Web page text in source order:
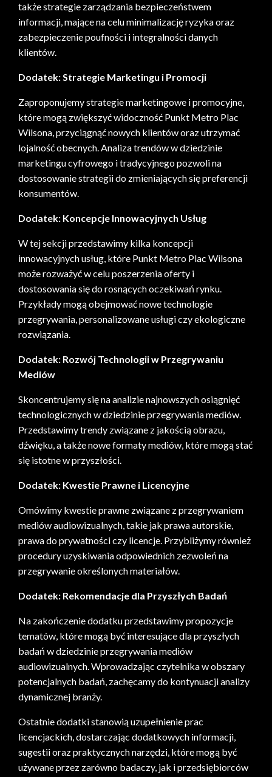
także strategie zarządzania bezpieczeństwem
informacji, mające na celu minimalizację ryzyka oraz
zabezpieczenie poufności i integralności danych
klientów.
Dodatek: Strategie Marketingu i Promocji
Zaproponujemy strategie marketingowe i promocyjne,
które mogą zwiększyć widoczność Punkt Metro Plac
Wilsona, przyciągnąć nowych klientów oraz utrzymać
lojalność obecnych. Analiza trendów w dziedzinie
marketingu cyfrowego i tradycyjnego pozwoli na
dostosowanie strategii do zmieniających się preferencji
konsumentów.
Dodatek: Koncepcje Innowacyjnych Usług
W tej sekcji przedstawimy kilka koncepcji
innowacyjnych usług, które Punkt Metro Plac Wilsona
może rozważyć w celu poszerzenia oferty i
dostosowania się do rosnących oczekiwań rynku.
Przykłady mogą obejmować nowe technologie
przegrywania, personalizowane usługi czy ekologiczne
rozwiązania.
Dodatek: Rozwój Technologii w Przegrywaniu
Mediów
Skoncentrujemy się na analizie najnowszych osiągnięć
technologicznych w dziedzinie przegrywania mediów.
Przedstawimy trendy związane z jakością obrazu,
dźwięku, a także nowe formaty mediów, które mogą stać
się istotne w przyszłości.
Dodatek: Kwestie Prawne i Licencyjne
Omówimy kwestie prawne związane z przegrywaniem
mediów audiowizualnych, takie jak prawa autorskie,
prawa do prywatności czy licencje. Przybliżymy również
procedury uzyskiwania odpowiednich zezwoleń na
przegrywanie określonych materiałów.
Dodatek: Rekomendacje dla Przyszłych Badań
Na zakończenie dodatku przedstawimy propozycje
tematów, które mogą być interesujące dla przyszłych
badań w dziedzinie przegrywania mediów
audiowizualnych. Wprowadzając czytelnika w obszary
potencjalnych badań, zachęcamy do kontynuacji analizy
dynamicznej branży.
Ostatnie dodatki stanowią uzupełnienie prac
licencjackich, dostarczając dodatkowych informacji,
sugestii oraz praktycznych narzędzi, które mogą być
używane przez zarówno badaczy, jak i przedsiębiorców